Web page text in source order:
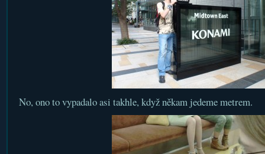
No, ono to vypadalo asi takhle, když někam jedeme metrem.